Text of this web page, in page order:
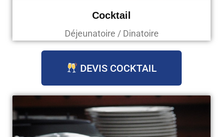
Cocktail
Déjeunatoire / Dinatoire
DEVIS COCKTAIL